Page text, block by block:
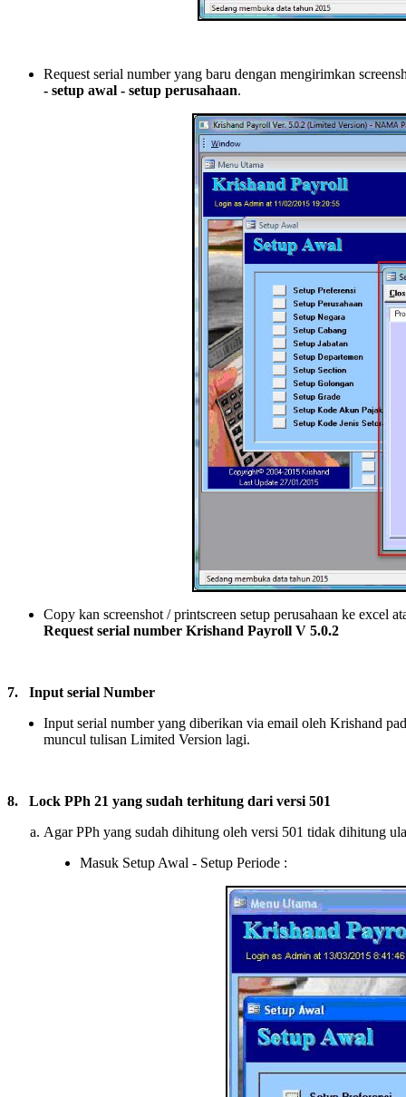
Request serial number yang baru dengan
- setup awal - setup perusahaan.
Copy kan screenshot / printscreen setup perusahaan ke excel
Request serial number Krishand Payroll V 5.0.2
7. Input serial Number
Input serial number yang diberikan via email oleh Krishand
muncul tulisan Limited Version lagi.
8. Lock PPh 21 yang sudah terhitung dari versi 501
Agar PPh yang sudah dihitung oleh versi 501 tidak dihitung
Masuk Setup Awal - Setup Periode :